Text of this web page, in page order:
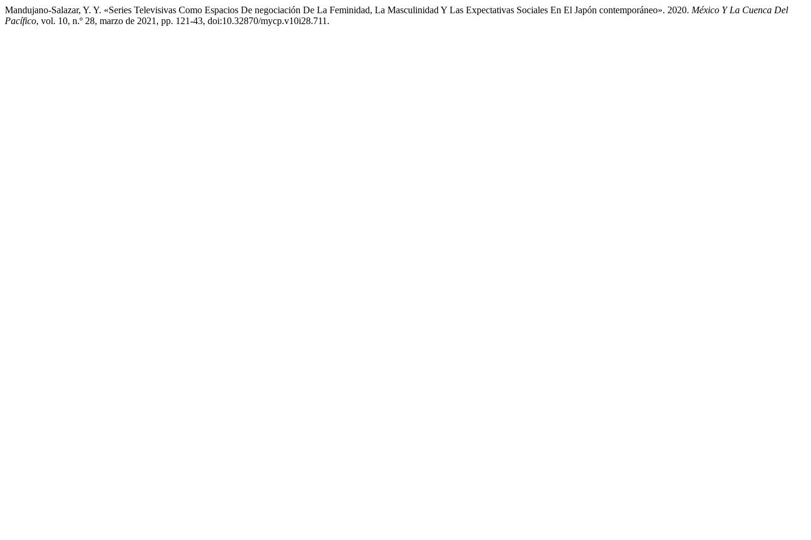
Mandujano-Salazar, Y. Y. «Series Televisivas Como Espacios De negociación De La Feminidad, La Masculinidad Y Las Expectativas Sociales En El Japón contemporáneo». 2020. México Y La Cuenca Del
Pacífico, vol. 10, n.º 28, marzo de 2021, pp. 121-43, doi:10.32870/mycp.v10i28.711.